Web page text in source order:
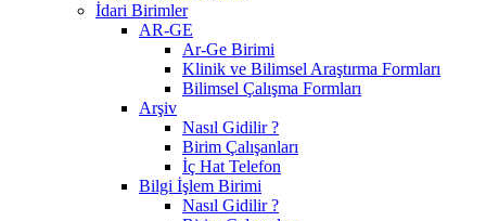
İdari Birimler
AR-GE
Ar-Ge Birimi
Klinik ve Bilimsel Araştırma Formları
Bilimsel Çalışma Formları
Arşiv
Nasıl Gidilir ?
Birim Çalışanları
İç Hat Telefon
Bilgi İşlem Birimi
Nasıl Gidilir ?